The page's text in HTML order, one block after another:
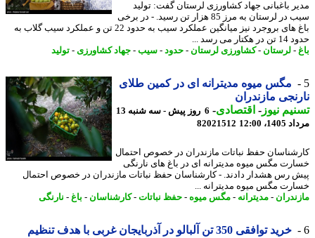
باغبانی جهاد کشاورزی لرستان گفت: تولید
سیب در لرستان به مرز 85 هزار تن رسید. - در برخی
باغ های بروجرد نیز میانگین عملکرد سیب به حدود 22 تن و عملکرد سیب گلاب به
می رسد ...
-لرستان-کشاورزی لرستان-حدود-سیب-جهاد کشاورزی- تولید
مگس میوه مدیترانه ای در کمین طلای
مازندران
نیوز-اقتصادی-
6 روز پیش - سه شنبه 13
12:00
82021512
حفظ نباتات مازندران در خصوص احتمال
مگس میوه مدیترانه ای در باغ های نارنگی
رس هشدار دادند. - کارشناسان حفظ نباتات مازندران در خصوص احتمال
مگس میوه مدیترانه ...
- مدیترانه- مگس میوه-حفظ نباتات-کارشناسان-باغ -نارنگی
خرید توافقی 350 تن آلبالو در آذربایجان غربی با هدف تنظیم